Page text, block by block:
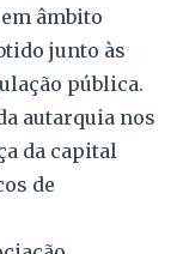
âmbito
junto às
pública.
autarquia nos
da capital
de